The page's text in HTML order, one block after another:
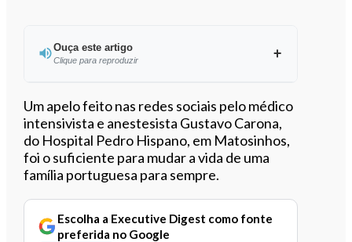
Ouça este artigo
Clique para reproduzir
Ouvir este artigo
Um apelo feito nas redes sociais pelo médico
intensivista e anestesista Gustavo Carona,
do Hospital Pedro Hispano, em Matosinhos,
foi o suficiente para mudar a vida de uma
família portuguesa para sempre.
Escolha a Executive Digest como fonte
preferida no Google